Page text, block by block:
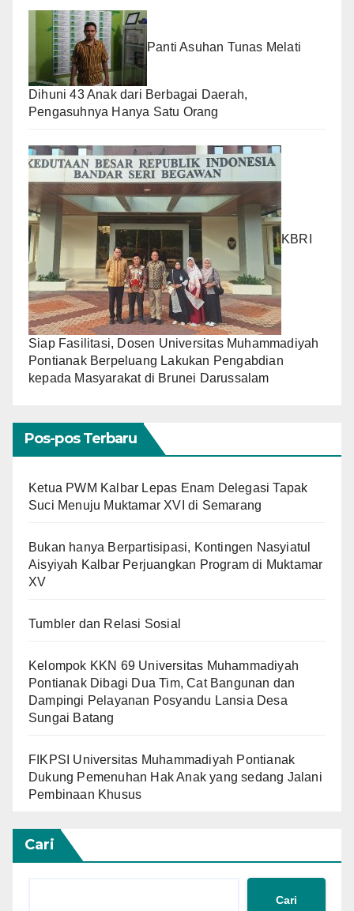
Panti Asuhan Tunas Melati
Dihuni 43 Anak dari Berbagai Daerah,
Pengasuhnya Hanya Satu Orang
KBRI
Siap Fasilitasi, Dosen Universitas Muhammadiyah
Pontianak Berpeluang Lakukan Pengabdian
kepada Masyarakat di Brunei Darussalam
Pos-pos Terbaru
Ketua PWM Kalbar Lepas Enam Delegasi Tapak
Suci Menuju Muktamar XVI di Semarang
Bukan hanya Berpartisipasi, Kontingen Nasyiatul
Aisyiyah Kalbar Perjuangkan Program di Muktamar
XV
Tumbler dan Relasi Sosial
Kelompok KKN 69 Universitas Muhammadiyah
Pontianak Dibagi Dua Tim, Cat Bangunan dan
Dampingi Pelayanan Posyandu Lansia Desa
Sungai Batang
FIKPSI Universitas Muhammadiyah Pontianak
Dukung Pemenuhan Hak Anak yang sedang Jalani
Pembinaan Khusus
Cari
Cari